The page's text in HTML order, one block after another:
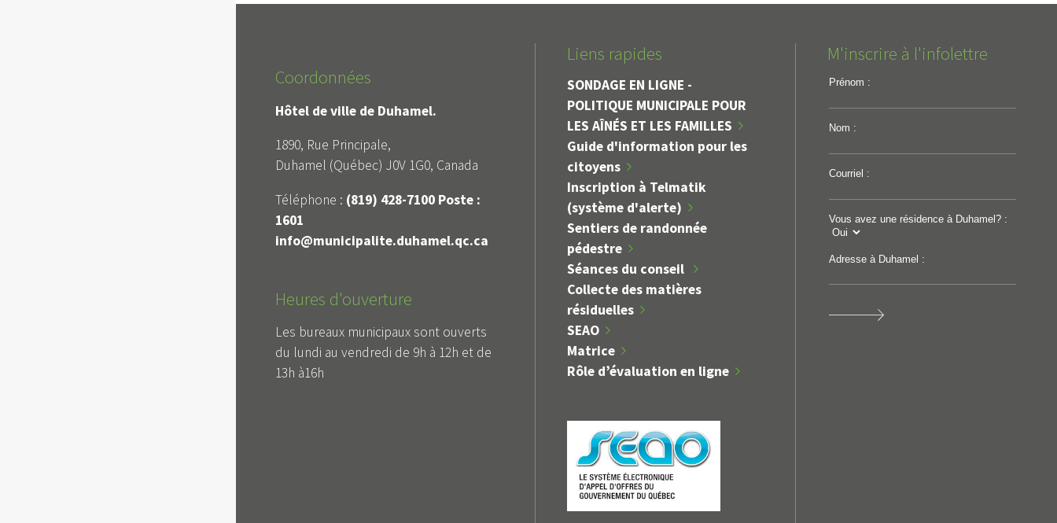
Coordonnées
Hôtel de ville de Duhamel.
1890, Rue Principale,
Duhamel (Québec) J0V 1G0, Canada
Téléphone : (819) 428-7100 Poste :
1601
info@municipalite.duhamel.qc.ca
Heures d'ouverture
Les bureaux municipaux sont ouverts
du lundi au vendredi de 9h à 12h et de
13h à16h
Liens rapides
SONDAGE EN LIGNE -
POLITIQUE MUNICIPALE POUR
LES AÎNÉS ET LES FAMILLES
Guide d'information pour les
citoyens
Inscription à Telmatik
(système d'alerte)
Sentiers de randonnée
pédestre
Séances du conseil
Collecte des matières
résiduelles
SEAO
Matrice
Rôle d’évaluation en ligne
M'inscrire à l'infolettre
Prénom :
Nom :
Courriel :
Vous avez une résidence à Duhamel? :
Adresse à Duhamel :